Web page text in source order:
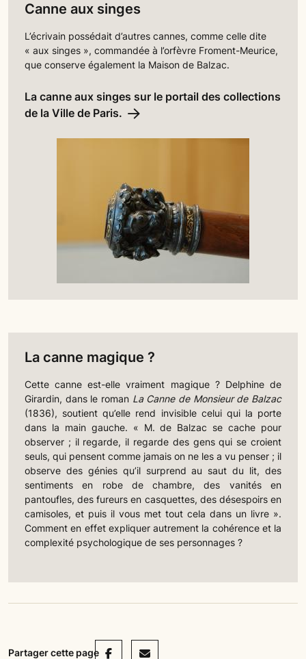
Canne aux singes
L’écrivain possédait d’autres cannes, comme celle dite
« aux singes », commandée à l’orfèvre Froment-Meurice,
que conserve également la Maison de Balzac.
La canne aux singes sur le portail des collections
de la Ville de Paris.
La canne magique ?
Cette canne est-elle vraiment magique ? Delphine de
Girardin, dans le roman La Canne de Monsieur de Balzac
(1836), soutient qu’elle rend invisible celui qui la porte
dans la main gauche. « M. de Balzac se cache pour
observer ; il regarde, il regarde des gens qui se croient
seuls, qui pensent comme jamais on ne les a vu penser ; il
observe des génies qu’il surprend au saut du lit, des
sentiments en robe de chambre, des vanités en
pantoufles, des fureurs en casquettes, des désespoirs en
camisoles, et puis il vous met tout cela dans un livre ».
Comment en effet expliquer autrement la cohérence et la
complexité psychologique de ses personnages ?
Partager cette pageFacebook
Mail